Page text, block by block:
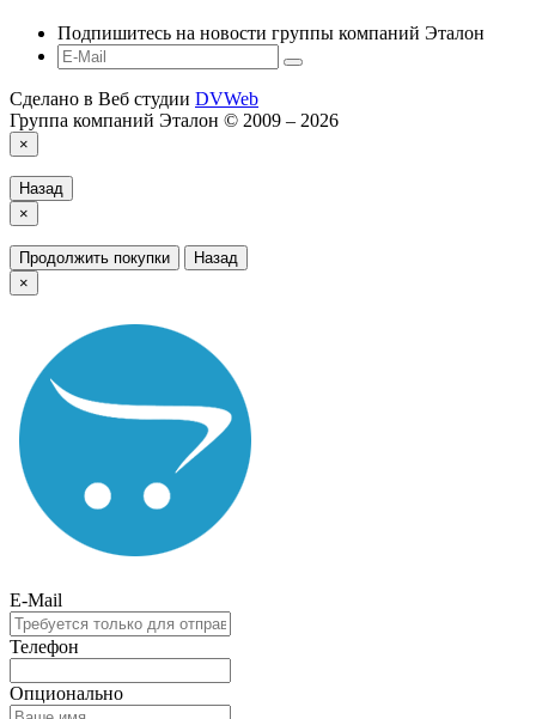
Подпишитесь на новости группы компаний Эталон
Сделано в Веб студии DVWeb
Группа компаний Эталон © 2009 – 2026
×
Назад
×
Продолжить покупки
Назад
×
E-Mail
Телефон
Опционально